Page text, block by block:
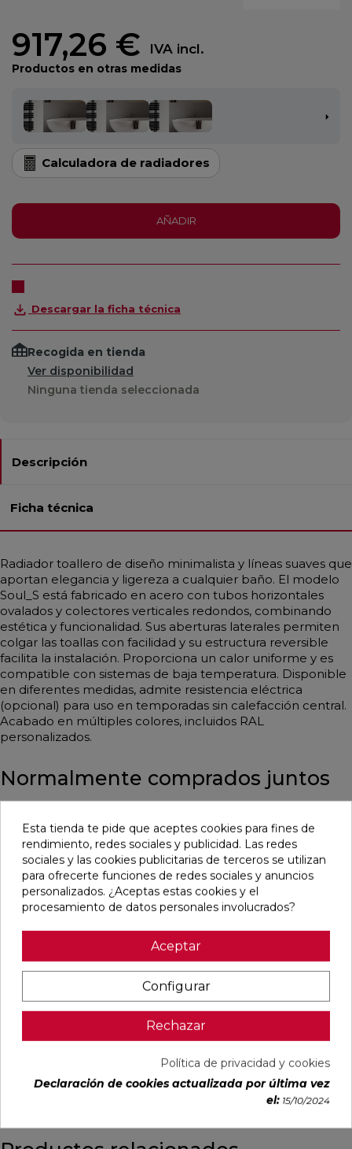
917,26 € IVA incl.
Productos en otras medidas
Calculadora de radiadores
AÑADIR
Descargar la ficha técnica
Recogida en tienda
Ver disponibilidad
Ninguna tienda seleccionada
Descripción
Ficha técnica
Radiador toallero de diseño minimalista y líneas suaves que
aportan elegancia y ligereza a cualquier baño. El modelo
Soul_S está fabricado en acero con tubos horizontales
ovalados y colectores verticales redondos, combinando
estética y funcionalidad. Sus aberturas laterales permiten
colgar las toallas con facilidad y su estructura reversible
facilita la instalación. Proporciona un calor uniforme y es
compatible con sistemas de baja temperatura. Disponible
en diferentes medidas, admite resistencia eléctrica
(opcional) para uso en temporadas sin calefacción central.
Acabado en múltiples colores, incluidos RAL
personalizados.
Normalmente comprados juntos
CLASE 2
Ref: 36018194 Irsap
(IVA incl.)
AÑADIR
Esta tienda te pide que aceptes cookies para fines de
rendimiento, redes sociales y publicidad. Las redes
sociales y las cookies publicitarias de terceros se utilizan
para ofrecerte funciones de redes sociales y anuncios
personalizados. ¿Aceptas estas cookies y el
procesamiento de datos personales involucrados?
Aceptar
Configurar
Rechazar
Política de privacidad y cookies
Declaración de cookies actualizada por última vez
el: 15/10/2024